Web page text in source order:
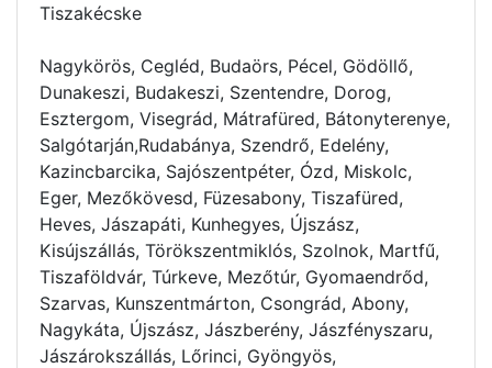
Tiszakécske
Nagykörös, Cegléd, Budaörs, Pécel, Gödöllő,
Dunakeszi, Budakeszi, Szentendre, Dorog,
Esztergom, Visegrád, Mátrafüred, Bátonyterenye,
Salgótarján,Rudabánya, Szendrő, Edelény,
Kazincbarcika, Sajószentpéter, Ózd, Miskolc,
Eger, Mezőkövesd, Füzesabony, Tiszafüred,
Heves, Jászapáti, Kunhegyes, Újszász,
Kisújszállás, Törökszentmiklós, Szolnok, Martfű,
Tiszaföldvár, Túrkeve, Mezőtúr, Gyomaendrőd,
Szarvas, Kunszentmárton, Csongrád, Abony,
Nagykáta, Újszász, Jászberény, Jászfényszaru,
Jászárokszállás, Lőrinci, Gyöngyös,